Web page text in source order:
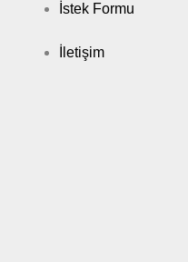
İstek Formu
İletişim